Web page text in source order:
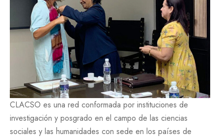
CLACSO es una red conformada por instituciones de
investigación y posgrado en el campo de las ciencias
sociales y las humanidades con sede en los países de